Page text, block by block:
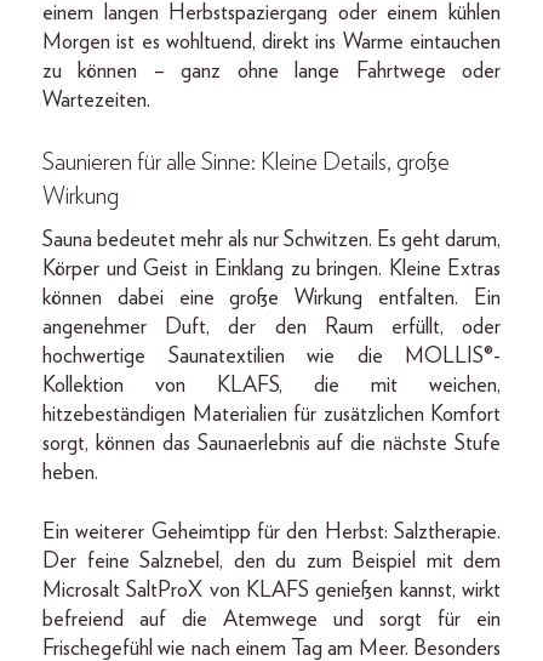
einem langen Herbstspaziergang oder einem kühlen
Morgen ist es wohltuend, direkt ins Warme eintauchen
zu können – ganz ohne lange Fahrtwege oder
Wartezeiten.
Saunieren für alle Sinne: Kleine Details, große
Wirkung
Sauna bedeutet mehr als nur Schwitzen. Es geht darum,
Körper und Geist in Einklang zu bringen. Kleine Extras
können dabei eine große Wirkung entfalten. Ein
angenehmer Duft, der den Raum erfüllt, oder
hochwertige Saunatextilien wie die MOLLIS®-
Kollektion von KLAFS, die mit weichen,
hitzebeständigen Materialien für zusätzlichen Komfort
sorgt, können das Saunaerlebnis auf die nächste Stufe
heben.
Ein weiterer Geheimtipp für den Herbst: Salztherapie.
Der feine Salznebel, den du zum Beispiel mit dem
Microsalt SaltProX von KLAFS genießen kannst, wirkt
befreiend auf die Atemwege und sorgt für ein
Frischegefühl wie nach einem Tag am Meer. Besonders